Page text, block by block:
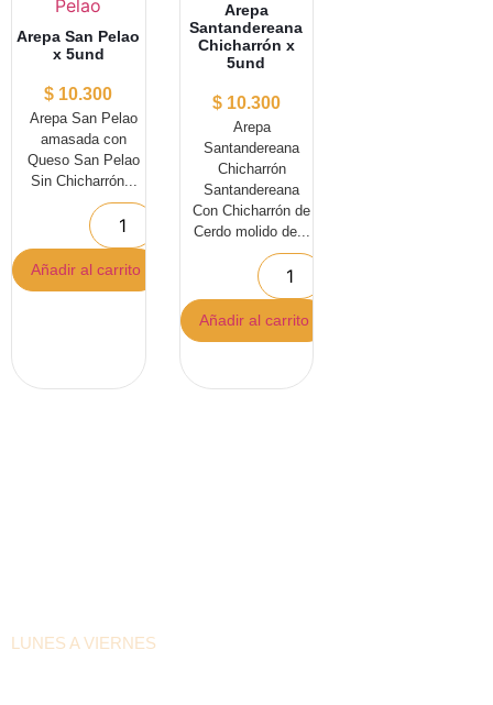
Arepa San Pelao
x 5und
$ 10.300
Arepa San Pelao
amasada con
Queso San Pelao
Sin Chicharrón...
Añadir al carrito
Arepa
Santandereana
Chicharrón x
5und
$10.300
Arepa
Santandereana
Chicharrón
Santandereana
Con Chicharrón de
Cerdo molido de...
Añadir al carrito
LUNES A VIERNES